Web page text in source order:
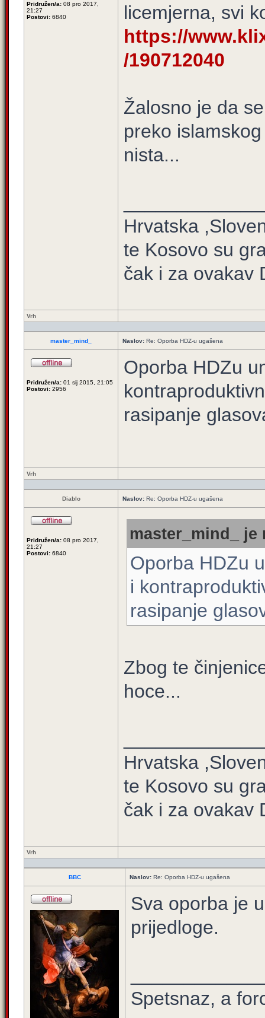
Pridružen/a: 08 pro 2017,
21:27
Postovi: 6840
licemjerna, svi
https://
/190712040
Žalosno je da
preko
nista...
Hrvatska
te Kosovo su
čak i za ovakav
Vrh
master_mind_ Naslov: Re: Oporba HDZ-u ugašena
Pridružen/a: 01 sij 2015, 21:05
Postovi: 2956
Oporba HDZu
rasipanje
Vrh
Diablo Naslov: Re: Oporba HDZ-u ugašena
Pridružen/a: 08 pro 2017,
21:27
Postovi: 6840
master_mind_ je
Oporba HDZu
i
rasipanje
Zbog te
hoce...
Hrvatska
te Kosovo su
čak i za ovakav
Vrh
BBC Naslov: Re: Oporba HDZ-u ugašena
Sva oporba je
prijedloge.
Spetsnaz, a